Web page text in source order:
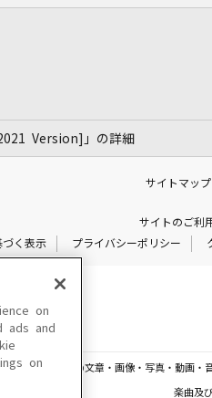
Version]」の詳細
サイトマップ
サイトのご利
づく表示
プライバシーポリシー
されている一切の文章・画像・写真・動画
楽曲及
on
ads and
on